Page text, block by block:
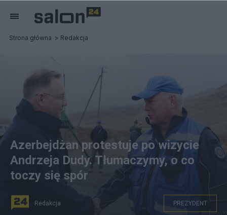
Strona główna Redakcja
Azerbejdżan protestuje po wizycie
Andrzeja Dudy. Tłumaczymy, o co
toczy się spór
Redakcja PREZYDENT